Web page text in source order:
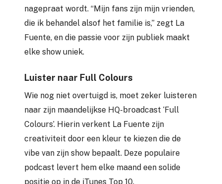
nagepraat wordt. “Mijn fans zijn mijn vrienden,
die ik behandel alsof het familie is,” zegt La
Fuente, en die passie voor zijn publiek maakt
elke show uniek.
Luister naar Full Colours
Wie nog niet overtuigd is, moet zeker luisteren
naar zijn maandelijkse HQ-broadcast ‘Full
Colours’. Hierin verkent La Fuente zijn
creativiteit door een kleur te kiezen die de
vibe van zijn show bepaalt. Deze populaire
podcast levert hem elke maand een solide
positie op in de iTunes Top 10.